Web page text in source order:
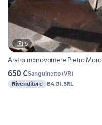
5
Aratro monovomere Pietro Moro
650 €Sanguinetto(VR)
Rivenditore BA.GI.SRL